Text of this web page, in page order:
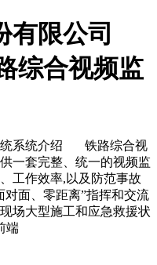
有限公司
综合视频监
统系统介绍 铁路综合视
一套完整、统一的视频监
工作效率,以及防范事故
对面、零距离”指挥和交流
场大型施工和应急救援状
端